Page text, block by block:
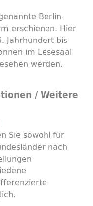
Berlin-
erschienen. Hier
Jahrhundert bis
im Lesesaal
werden.
/ Weitere
Sie sowohl für
nach